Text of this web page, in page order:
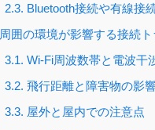
2.3. Bluetooth接続や有線接
周囲の環境が影響する接続
3.1. Wi-Fi周波数帯と電波干
3.2. 飛行距離と障害物の影
3.3. 屋外と屋内での注意点